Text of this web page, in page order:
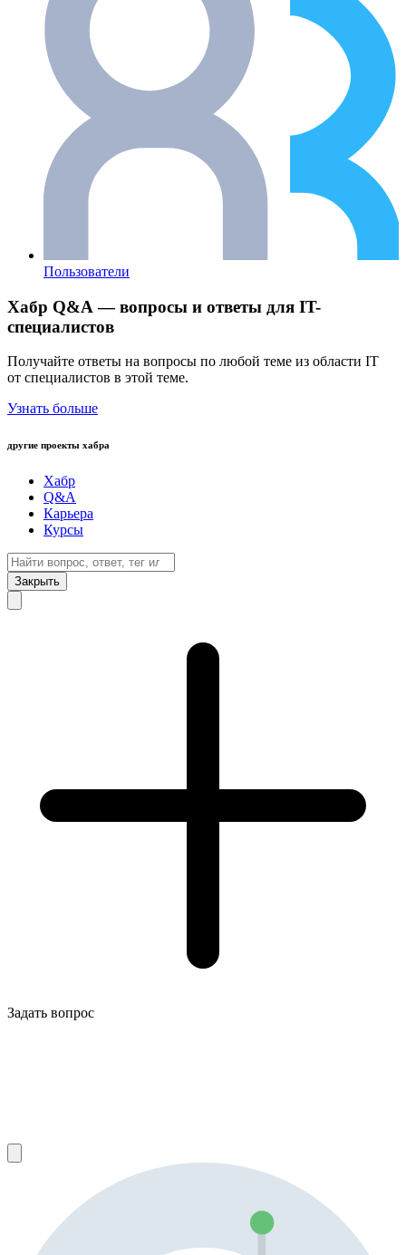
Пользователи
Хабр Q&A — вопросы и ответы для IT-
специалистов
Получайте ответы на вопросы по любой теме из области IT
от специалистов в этой теме.
Узнать больше
другие проекты хабра
Хабр
Q&A
Карьера
Курсы
Закрыть
Задать вопрос